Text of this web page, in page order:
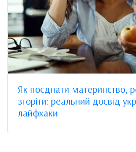
Як поєднати материнство,
згоріти: реальний досвід
лайфхаки